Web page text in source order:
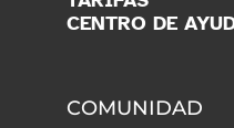
CENTRO DE
COMUNIDAD